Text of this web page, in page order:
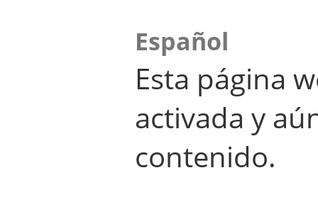
Español
Esta página
activada y
contenido.